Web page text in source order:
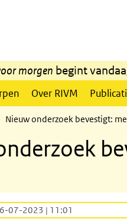
morgen begint
Over RIVM
Nieuw onderzoek bevestigt:
07-2023 | 11:01